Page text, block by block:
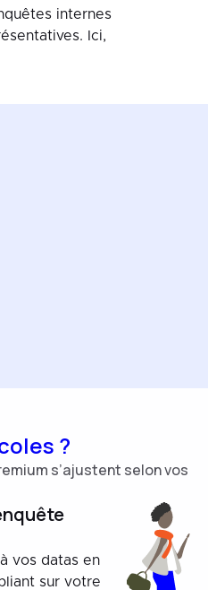
internes
Ici,
?
s’ajustent selon vos
vos datas en
sur votre